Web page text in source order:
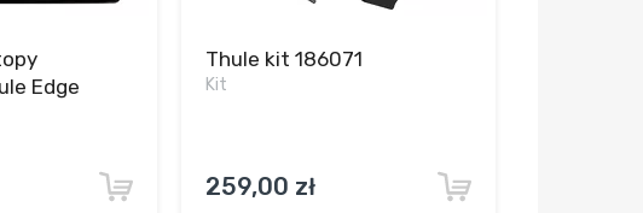
Edge
Thule kit 186071
Kit
259,00 zł